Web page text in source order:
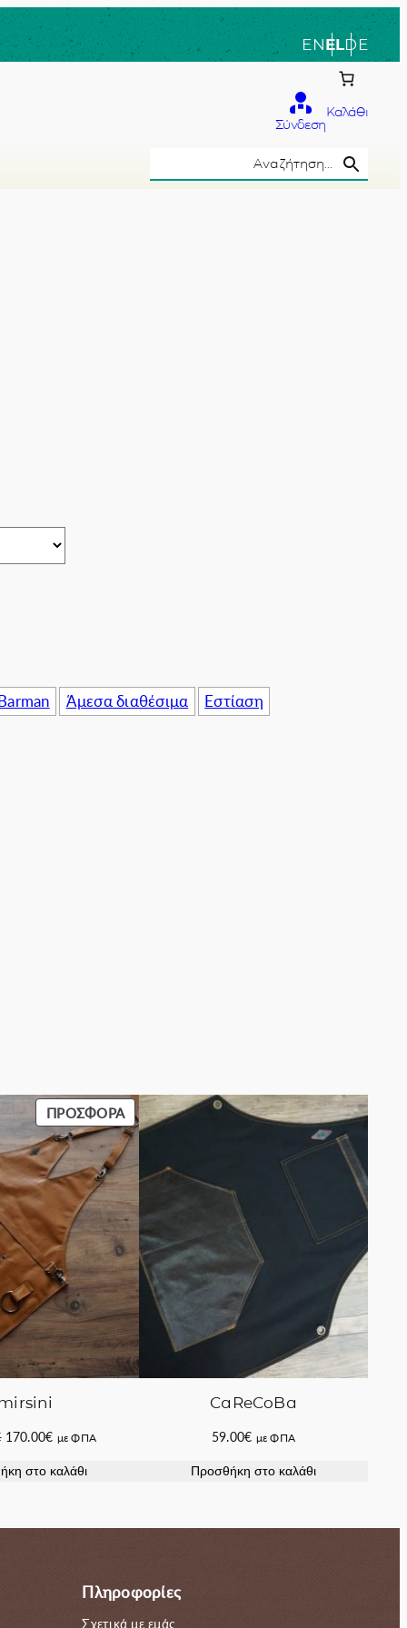
ENELDE
Σύνδεση
Καλάθι
Άμεσα διαθέσιμα
Εστίαση
ΠΡΟΣΦΟΡΆΠΡΟΪΌΝ
ΣΕ
ΠΡΟΣΦΟΡΆ
Original
was:
170.00€Η
τιμή
με ΦΠΑ
στο καλάθι
CaReCoBa
59.00€ με ΦΠΑ
Προσθήκη στο καλάθι
Πληροφορίες
Σχετικά με εμάς